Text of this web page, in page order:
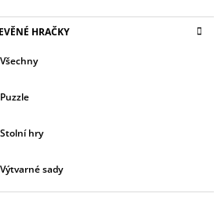
HRAČKY
Všechny
Puzzle
Stolní hry
Výtvarné sady